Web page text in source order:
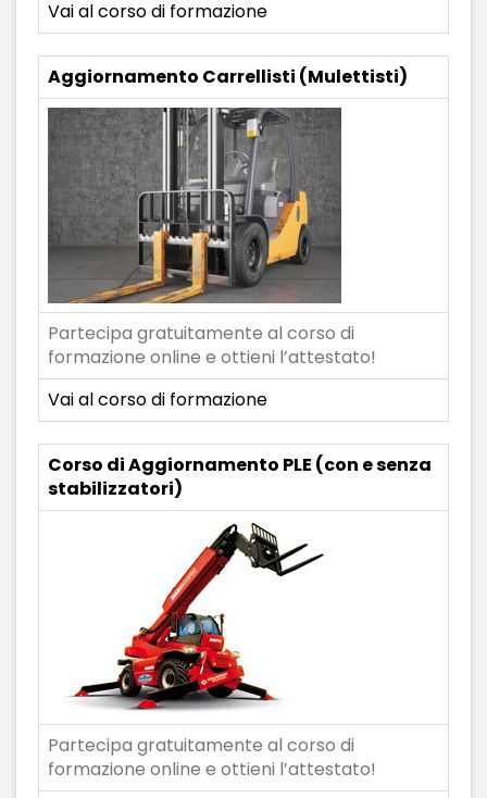
Vai al corso di formazione
Aggiornamento Carrellisti (Mulettisti)
Partecipa gratuitamente al corso di
formazione online e ottieni l’attestato!
Vai al corso di formazione
Corso di Aggiornamento PLE (con e senza
stabilizzatori)
Partecipa gratuitamente al corso di
formazione online e ottieni l’attestato!